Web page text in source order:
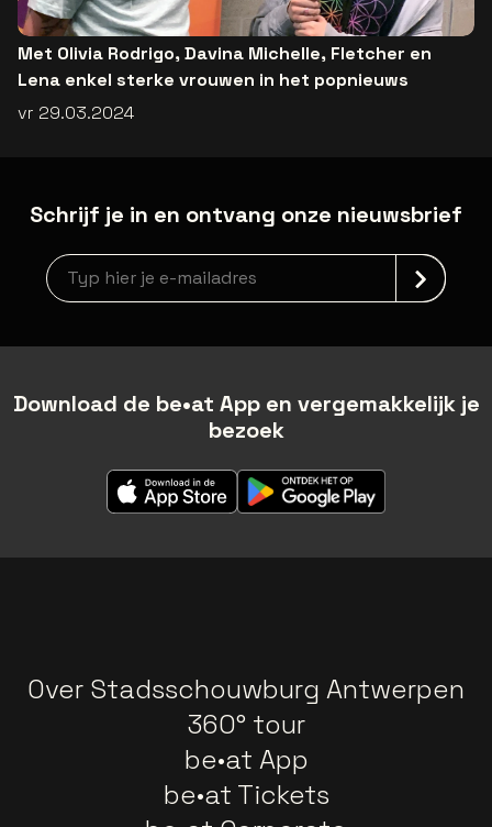
Met Olivia Rodrigo, Davina Michelle, Fletcher en
Lena enkel sterke vrouwen in het popnieuws
vr 29.03.2024
Schrijf je in en ontvang onze nieuwsbrief
Nieuwsbrief aanmelding
Download de be•at App en vergemakkelijk je
bezoek
Over Stadsschouwburg Antwerpen
360° tour
be•at App
be•at Tickets